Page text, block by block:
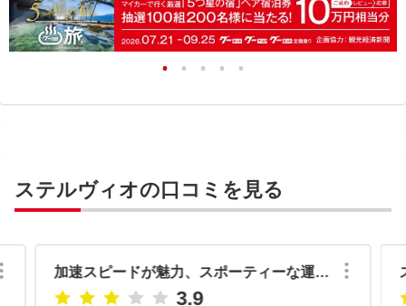
ステルヴィオの口コミを見る
加速スピードが魅力、スポーティーな運転を楽しめるＳＵＶ
3.9